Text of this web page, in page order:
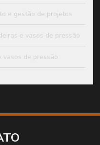
e gestão de projetos
e vasos de pressão
vasos de pressão